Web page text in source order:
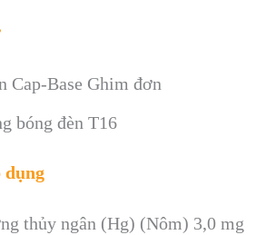
Cap-Base Ghim đơn
bóng đèn T16
dụng
thủy ngân (Hg) (Nôm) 3,0 mg